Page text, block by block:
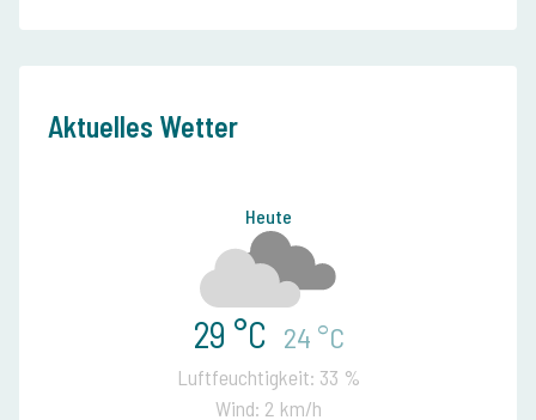
Aktuelles Wetter
Heute
29 °C 24 °C
Luftfeuchtigkeit: 33 %
Wind: 2 km/h